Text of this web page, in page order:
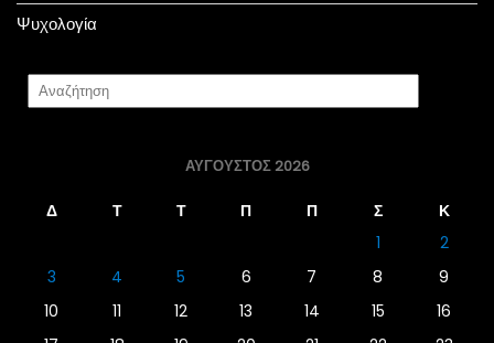
Ψυχολογία
ΑΎΓΟΥΣΤΟΣ 2026
Δ Τ Τ Π Π Σ
Κ
1
2
3
4 5 6 7 8
9
10
11 12 13 14 15
16